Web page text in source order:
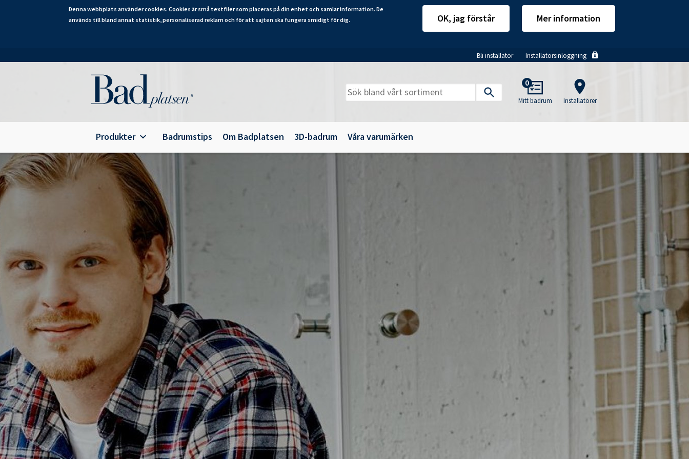
Denna webbplats använder cookies. Cookies är små textfiler som placeras på din enhet och samlar information. De
används till bland annat statistik, personaliserad reklam och för att sajten ska fungera smidigt för dig.
OK, jag förstår Mer information
till
Bli installatör Installatörsinloggning
0
Mitt badrum
navigation
Installatörer
Produkter
Alterna Ariella Aqua
Alterna Ariella
Alterna Basic Aqua
Alterna Basic
Alterna Bella Aqua
Alterna Ella Aqua
Alterna Ella
Alterna Gabriella
Alterna Isabella Aqua
Alterna Isabella
Alterna Isella Aqua
Alterna Isella
Alterna Luxor
Duravit L-Cube
Geberit Smyle Square
Geberit iCon
Ifö Option
Ifö Sense Art
Ifö Sense Modern
Ifö Sense Pro
Ifö Spira
Tillbehör till badrumsmöbler
Spegelhållare
Tvålkorgar
WC-pappershållare
Handduksstänger
Handdukskrokar
Tvättställsblandare
Tvättställsblandare för
inbyggnad
Beröringsfria
tvättställsblandare
Avloppsarmatur och tillbehör
Badrumstips Om Badplatsen 3D-badrum Våra varumärken